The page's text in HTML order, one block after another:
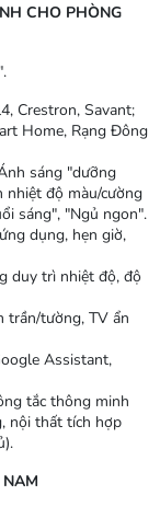
CHO PHÒNG
Crestron, Savant;
Home, Rạng Đông
sáng "dưỡng
nhiệt độ màu/cường
sáng", "Ngủ ngon".
dụng, hẹn giờ,
duy trì nhiệt độ, độ
trần/tường, TV ẩn
Assistant,
tắc thông minh
nội thất tích hợp